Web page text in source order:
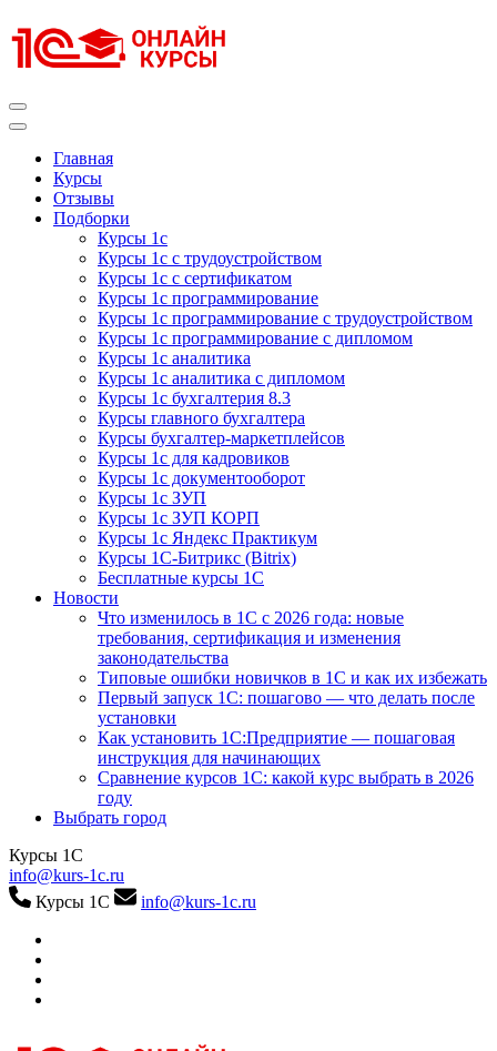
к
содержимому
Главная
Курсы
Отзывы
Подборки
Курсы 1с
Курсы 1с с трудоустройством
Курсы 1с с сертификатом
Курсы 1с программирование
Курсы 1с программирование с трудоустройством
Курсы 1с программирование с дипломом
Курсы 1с аналитика
Курсы 1с аналитика с дипломом
Курсы 1с бухгалтерия 8.3
Курсы главного бухгалтера
Курсы бухгалтер-маркетплейсов
Курсы 1с для кадровиков
Курсы 1с документооборот
Курсы 1с ЗУП
Курсы 1с ЗУП КОРП
Курсы 1с Яндекс Практикум
Курсы 1С-Битрикс (Bitrix)
Бесплатные курсы 1С
Новости
Что изменилось в 1С с 2026 года: новые
требования, сертификация и изменения
законодательства
Типовые ошибки новичков в 1С и как их избежать
Первый запуск 1С: пошагово — что делать после
установки
Как установить 1С:Предприятие — пошаговая
инструкция для начинающих
Сравнение курсов 1С: какой курс выбрать в 2026
году
Выбрать город
Курсы 1С
info@kurs-1c.ru
Курсы 1С
info@kurs-1c.ru